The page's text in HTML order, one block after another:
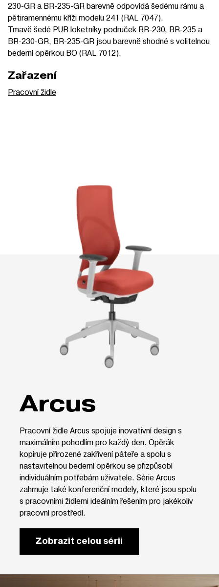
230-GR a BR-235-GR barevně odpovídá šedému rámu a
pětiramennému kříži modelu 241 (RAL 7047).
Tmavě šedé PUR loketníky područek BR-230, BR-235 a
BR-230-GR, BR-235-GR jsou barevně shodné s volitelnou
bederní opěrkou BO (RAL 7012).
Zařazení
Pracovní židle
Arcus
Pracovní židle Arcus spojuje inovativní design s
maximálním pohodlím pro každý den. Opěrák
kopíruje přirozené zakřivení páteře a spolu s
nastavitelnou bederní opěrkou se přizpůsobí
individuálním potřebám uživatele. Série Arcus
zahrnuje také konferenční modely, které jsou spolu
s pracovními židlemi ideálním řešením pro jakékoliv
pracovní prostředí.
Zobrazit celou sérii